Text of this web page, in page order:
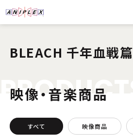
BLEACH 千年血戦篇
PRODUC
映像・音楽商品
すべて 映像商品